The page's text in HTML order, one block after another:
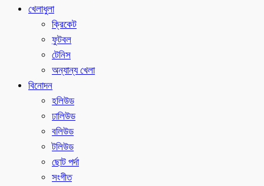
খেলাধুলা
ক্রিকেট
ফুটবল
টেনিস
অন্যান্য খেলা
বিনোদন
হলিউড
ঢালিউড
বলিউড
টলিউড
ছোট পর্দা
সংগীত